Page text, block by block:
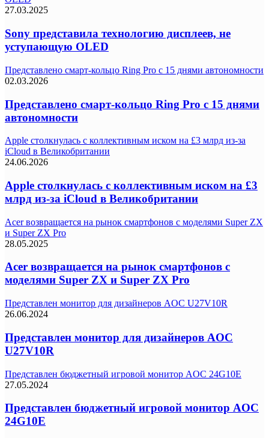
27.03.2025
Sony представила технологию дисплеев, не
уступающую OLED
Представлено смарт-кольцо Ring Pro с 15 днями автономности
02.03.2026
Представлено смарт-кольцо Ring Pro с 15 днями
автономности
Apple столкнулась с коллективным иском на £3 млрд из-за
iCloud в Великобритании
24.06.2026
Apple столкнулась с коллективным иском на £3
млрд из-за iCloud в Великобритании
Acer возвращается на рынок смартфонов с моделями Super ZX
и Super ZX Pro
28.05.2025
Acer возвращается на рынок смартфонов с
моделями Super ZX и Super ZX Pro
Представлен монитор для дизайнеров AOC U27V10R
26.06.2024
Представлен монитор для дизайнеров AOC
U27V10R
Представлен бюджетный игровой монитор AOC 24G10E
27.05.2024
Представлен бюджетный игровой монитор AOC
24G10E